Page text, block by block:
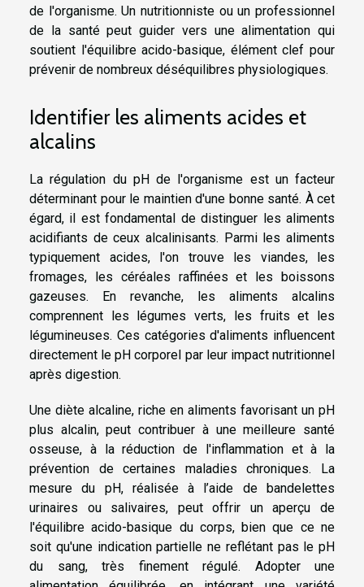
de l'organisme. Un nutritionniste ou un professionnel
de la santé peut guider vers une alimentation qui
soutient l'équilibre acido-basique, élément clef pour
prévenir de nombreux déséquilibres physiologiques.
Identifier les aliments acides et
alcalins
La régulation du pH de l'organisme est un facteur
déterminant pour le maintien d'une bonne santé. À cet
égard, il est fondamental de distinguer les aliments
acidifiants de ceux alcalinisants. Parmi les aliments
typiquement acides, l'on trouve les viandes, les
fromages, les céréales raffinées et les boissons
gazeuses. En revanche, les aliments alcalins
comprennent les légumes verts, les fruits et les
légumineuses. Ces catégories d'aliments influencent
directement le pH corporel par leur impact nutritionnel
après digestion.
Une diète alcaline, riche en aliments favorisant un pH
plus alcalin, peut contribuer à une meilleure santé
osseuse, à la réduction de l'inflammation et à la
prévention de certaines maladies chroniques. La
mesure du pH, réalisée à l’aide de bandelettes
urinaires ou salivaires, peut offrir un aperçu de
l'équilibre acido-basique du corps, bien que ce ne
soit qu'une indication partielle ne reflétant pas le pH
du sang, très finement régulé. Adopter une